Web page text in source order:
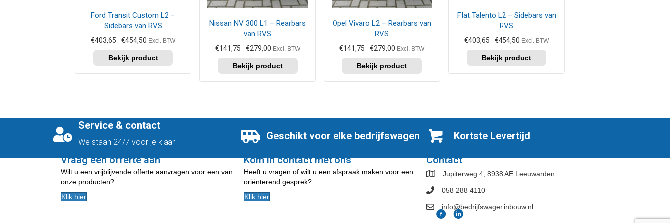
Ford Transit Custom L2 –
Sidebars van RVS
€403,65 - €454,50Prijsklasse:
tot
Excl. BTW
gekozen
worden
productpagina
Nissan NV 300 L1 – Rearbars
van RVS
€141,75 - €279,00Prijsklasse:
tot
€279,00
Excl. BTW
kan
worden
productpagina
Opel Vivaro L2 – Rearbars van
RVS
€141,75 - €279,00 Prijsklasse:
tot
€279,00
Excl. BTW
kan
worden
productpagina
FIat Talento L2 – Sidebars van
RVS
€403,65 - €454,50 Prijsklasse:
tot
Excl. BTW
gekozen
productpagina
Service & contact
We staan 24/7 voor je klaar
Geschikt voor elke bedrijfswagen Kortste Levertijd
Vraag een offerte aan
Wilt u een vrijblijvende offerte aanvragen voor een van
onze producten?
Klik hier
Kom in contact met ons
Heeft u vragen of wilt u een afspraak maken voor een
oriënterend gesprek?
Klik hier
Contact
Jupiterweg 4, 8938 AE Leeuwarden
058 288 4110
info@bedrijfswageninbouw.nl